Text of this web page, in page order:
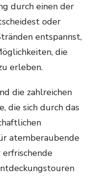
durch einen der
oder
entspannst,
die
erleben.
die zahlreichen
die sich durch das
atemberaubende